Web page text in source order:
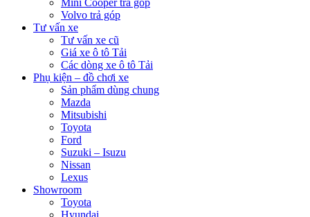
Mini Cooper trả góp
Volvo trả góp
Tư vấn xe
Tư vấn xe cũ
Giá xe ô tô Tải
Các dòng xe ô tô Tải
Phụ kiện – đồ chơi xe
Sản phẩm dùng chung
Mazda
Mitsubishi
Toyota
Ford
Suzuki – Isuzu
Nissan
Lexus
Showroom
Toyota
Hyundai